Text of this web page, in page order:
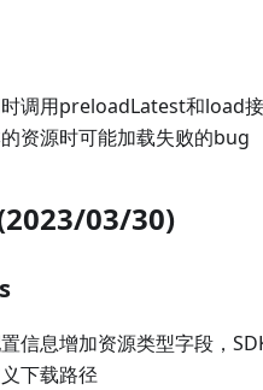
调用preloadLatest和load
资源时可能加载失败的bug
03/30)
信息增加资源类型字段，
下载路径